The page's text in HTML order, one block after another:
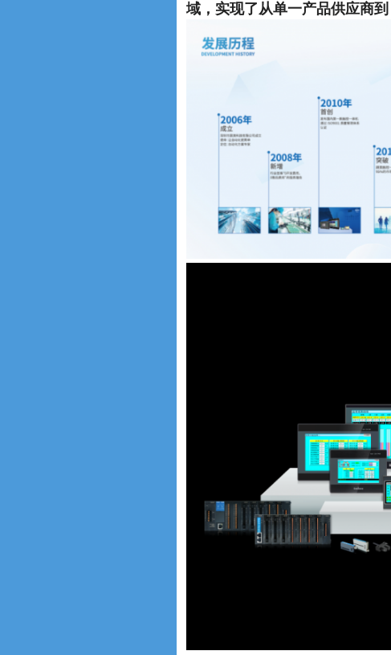
域，实现了从单一产品供应商到